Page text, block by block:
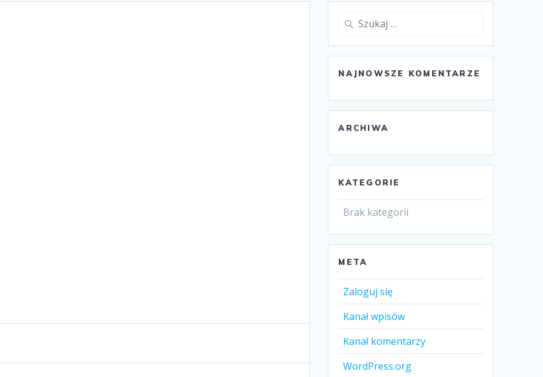
Szukaj:
NAJNOWSZE KOMENTARZE
ARCHIWA
KATEGORIE
Brak kategorii
META
Zaloguj się
Kanał wpisów
Kanał komentarzy
WordPress.org